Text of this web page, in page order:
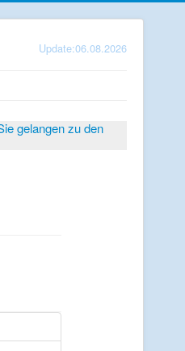
Update:06.08.2026
gelangen zu den